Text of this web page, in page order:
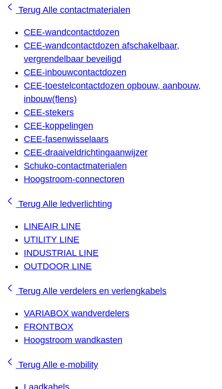
Terug Alle contactmaterialen
CEE-wandcontactdozen
CEE-wandcontactdozen afschakelbaar,
vergrendelbaar beveiligd
CEE-inbouwcontactdozen
CEE-toestelcontactdozen opbouw, aanbouw,
inbouw(flens)
CEE-stekers
CEE-koppelingen
CEE-fasenwisselaars
CEE-draaiveldrichtingaanwijzer
Schuko-contactmaterialen
Hoogstroom-connectoren
Terug Alle ledverlichting
LINEAIR LINE
UTILITY LINE
INDUSTRIAL LINE
OUTDOOR LINE
Terug Alle verdelers en verlengkabels
VARIABOX wandverdelers
FRONTBOX
Hoogstroom wandkasten
Terug Alle e-mobility
Laadkabels